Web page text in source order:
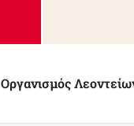
Οργανισμός